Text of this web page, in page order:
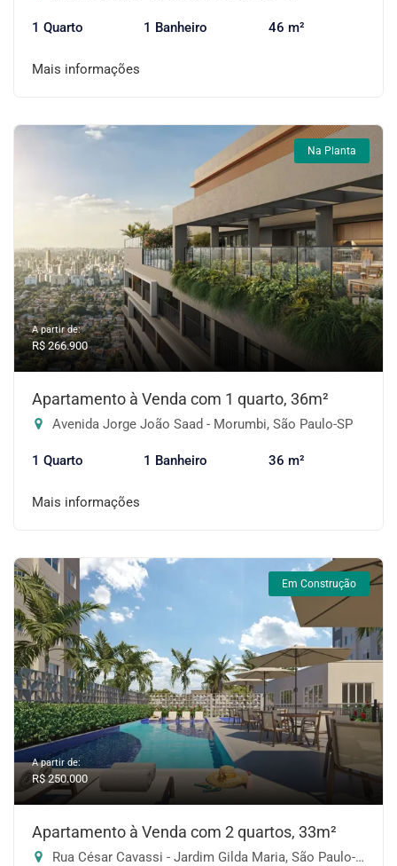
1 Quarto 1 Banheiro 46 m²
Mais informações
Na Planta
A partir de:
R$ 266.900
Apartamento à Venda com 1 quarto, 36m²
Avenida Jorge João Saad - Morumbi, São Paulo-SP
1 Quarto 1 Banheiro 36 m²
Mais informações
Em Construção
A partir de:
R$ 250.000
Apartamento à Venda com 2 quartos, 33m²
Rua César Cavassi - Jardim Gilda Maria, São Paulo-SP